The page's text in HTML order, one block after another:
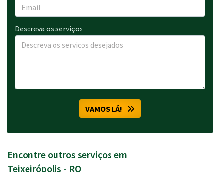
Descreva os serviços
VAMOS LÁ!
Encontre outros serviços em
Teixeirópolis - RO